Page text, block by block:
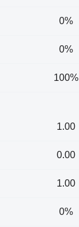
0%
0%
100%
1.00
0.00
1.00
0%